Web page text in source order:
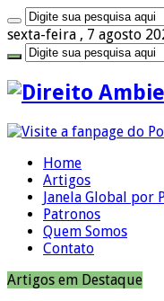
sexta-feira , 7 agosto
Home
Artigos
Janela Global por
Patronos
Quem Somos
Contato
Artigos em Destaque